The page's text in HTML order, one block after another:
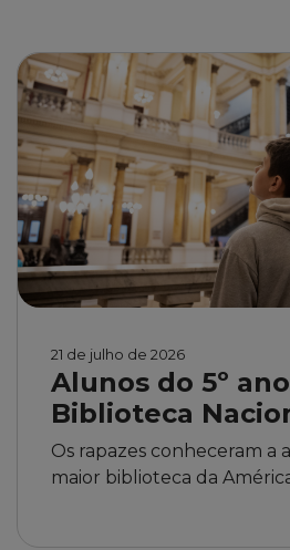
21 de julho de 2026
Alunos do 5º
Biblioteca
Os rapazes conheceram a
maior biblioteca da